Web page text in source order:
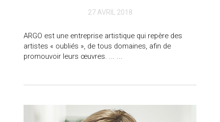
27 AVRIL 2018
ARGO est une entreprise artistique qui repère des
artistes « oubliés », de tous domaines, afin de
promouvoir leurs œuvres. ... ...